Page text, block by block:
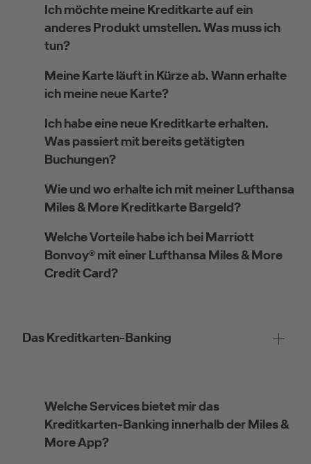
Ich möchte meine Kreditkarte auf ein
anderes Produkt umstellen. Was muss ich
tun?
Meine Karte läuft in Kürze ab. Wann erhalte
ich meine neue Karte?
Ich habe eine neue Kreditkarte erhalten.
Was passiert mit bereits getätigten
Buchungen?
Wie und wo erhalte ich mit meiner Lufthansa
Miles & More Kreditkarte Bargeld?
Welche Vorteile habe ich bei Marriott
Bonvoy® mit einer Lufthansa Miles & More
Credit Card?
Das Kreditkarten-Banking
Welche Services bietet mir das
Kreditkarten-Banking innerhalb der Miles &
More App?
Kreditkarte beantragen
Suchen Sie eine Kreditkarte für die private oder
geschäftliche Nutzung? Oder möchten Sie
gewünschten Antrag.
Geschäftliche Nutzung